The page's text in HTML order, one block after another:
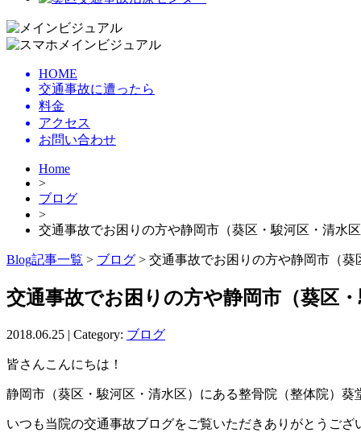
HOME
交通事故に遭ったら
料金
アクセス
お問い合わせ
Home
>
ブログ
>
交通事故でお困りの方や静岡市（葵区・駿河区・清水
Blog記事一覧 > ブログ > 交通事故でお困りの方や静岡市（
交通事故でお困りの方や静岡市（葵区
2018.06.25 | Category: ブログ
皆さんこんにちは！
静岡市（葵区・駿河区・清水区）にある整骨院（整体院）葵
いつも当院の交通事故ブログをご覧いただきありがとうござ